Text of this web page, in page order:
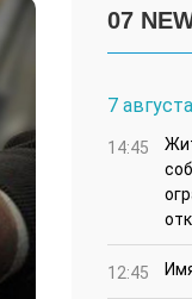
07
7 августа
14:45
12:45